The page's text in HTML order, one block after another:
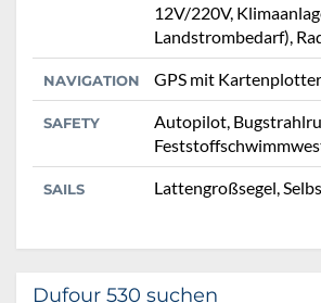
12V/220V,
Landstrombedarf),
NAVIGATION GPS mit
SAFETY
Autopilot,
SAILS Lattengroßsegel,
Dufour 530 suchen